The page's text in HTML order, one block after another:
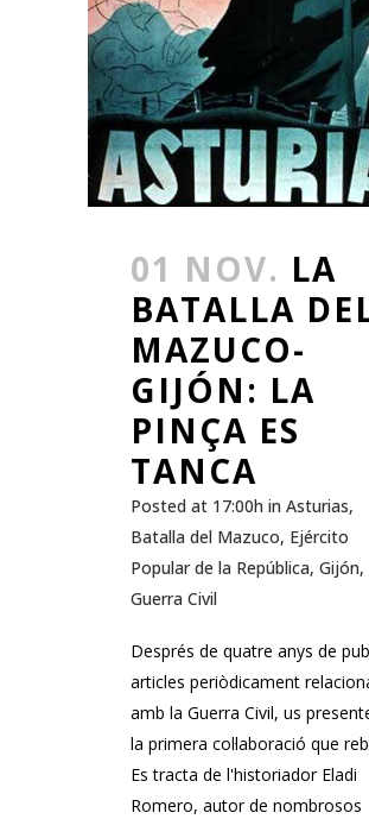
01 NOV. LA
BATALLA
MAZUCO-
GIJÓN: LA
PINÇA ES
TANCA
Posted at 17:00h in Asturias,
Batalla del Mazuco, Ejército
Popular de la República, Gijón,
Guerra Civil
Després de quatre anys de
articles periòdicament
amb la Guerra Civil, us
la primera col·laboració que
Es tracta de l'historiador Eladi
Romero, autor de nombrosos